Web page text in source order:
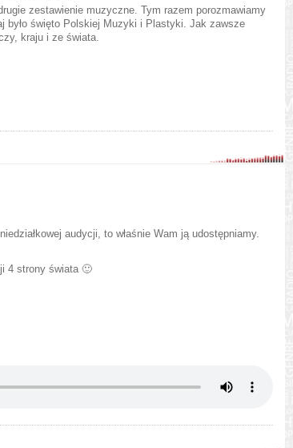
zestawienie muzyczne. Tym razem porozmawiamy
było święto Polskiej Muzyki i Plastyki. Jak zawsze
kraju i ze świata.
audycji, to właśnie Wam ją udostępniamy.
4 strony świata 🙂